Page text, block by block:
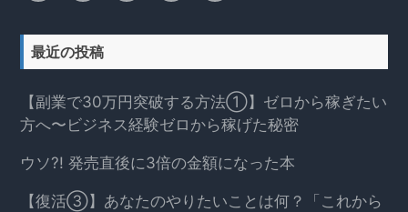
最近の投稿
【副業で30万円突破する方法①】ゼロから稼ぎたい
方へ〜ビジネス経験ゼロから稼げた秘密
ウソ?! 発売直後に3倍の金額になった本
【復活③】あなたのやりたいことは何？「これから